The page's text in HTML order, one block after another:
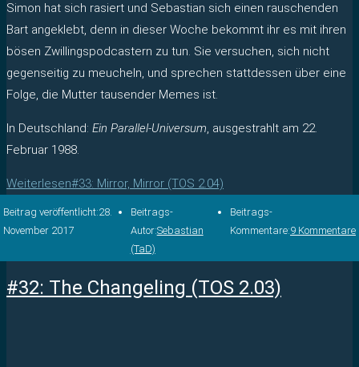
Simon hat sich rasiert und Sebastian sich einen rauschenden
Bart angeklebt, denn in dieser Woche bekommt ihr es mit ihren
bösen Zwillingspodcastern zu tun. Sie versuchen, sich nicht
gegenseitig zu meucheln, und sprechen stattdessen über eine
Folge, die Mutter tausender Memes ist.
In Deutschland: Ein Parallel-Universum, ausgestrahlt am 22.
Februar 1988.
Weiterlesen#33: Mirror, Mirror (TOS 2.04)
Beitrag veröffentlicht:28.
November 2017
Beitrags-
Autor:Sebastian
(TaD)
Beitrags-
Kommentare:9 Kommentare
#32: The Changeling (TOS 2.03)